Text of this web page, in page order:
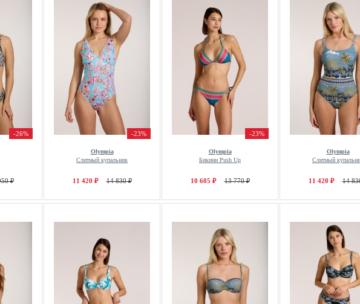
-26%
₽
-23%
Olympia
Слитный купальник
11 420 ₽ 14 830 ₽
-23%
Olympia
Бикини Push Up
10 605 ₽ 13 770 ₽
Olympia
Слитный
11 420 ₽ 14